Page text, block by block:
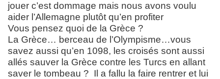
jouer c’est dommage mais nous avons voulu
aider l’Allemagne plutôt qu’en profiter
Vous pensez quoi de la Grèce ?
La Grèce… berceau de l’Olympisme…vous
savez aussi qu’en 1098, les croisés sont aussi
allés sauver la Grèce contre les Turcs en allant
saver le tombeau ? Il a fallu la faire rentrer et lui